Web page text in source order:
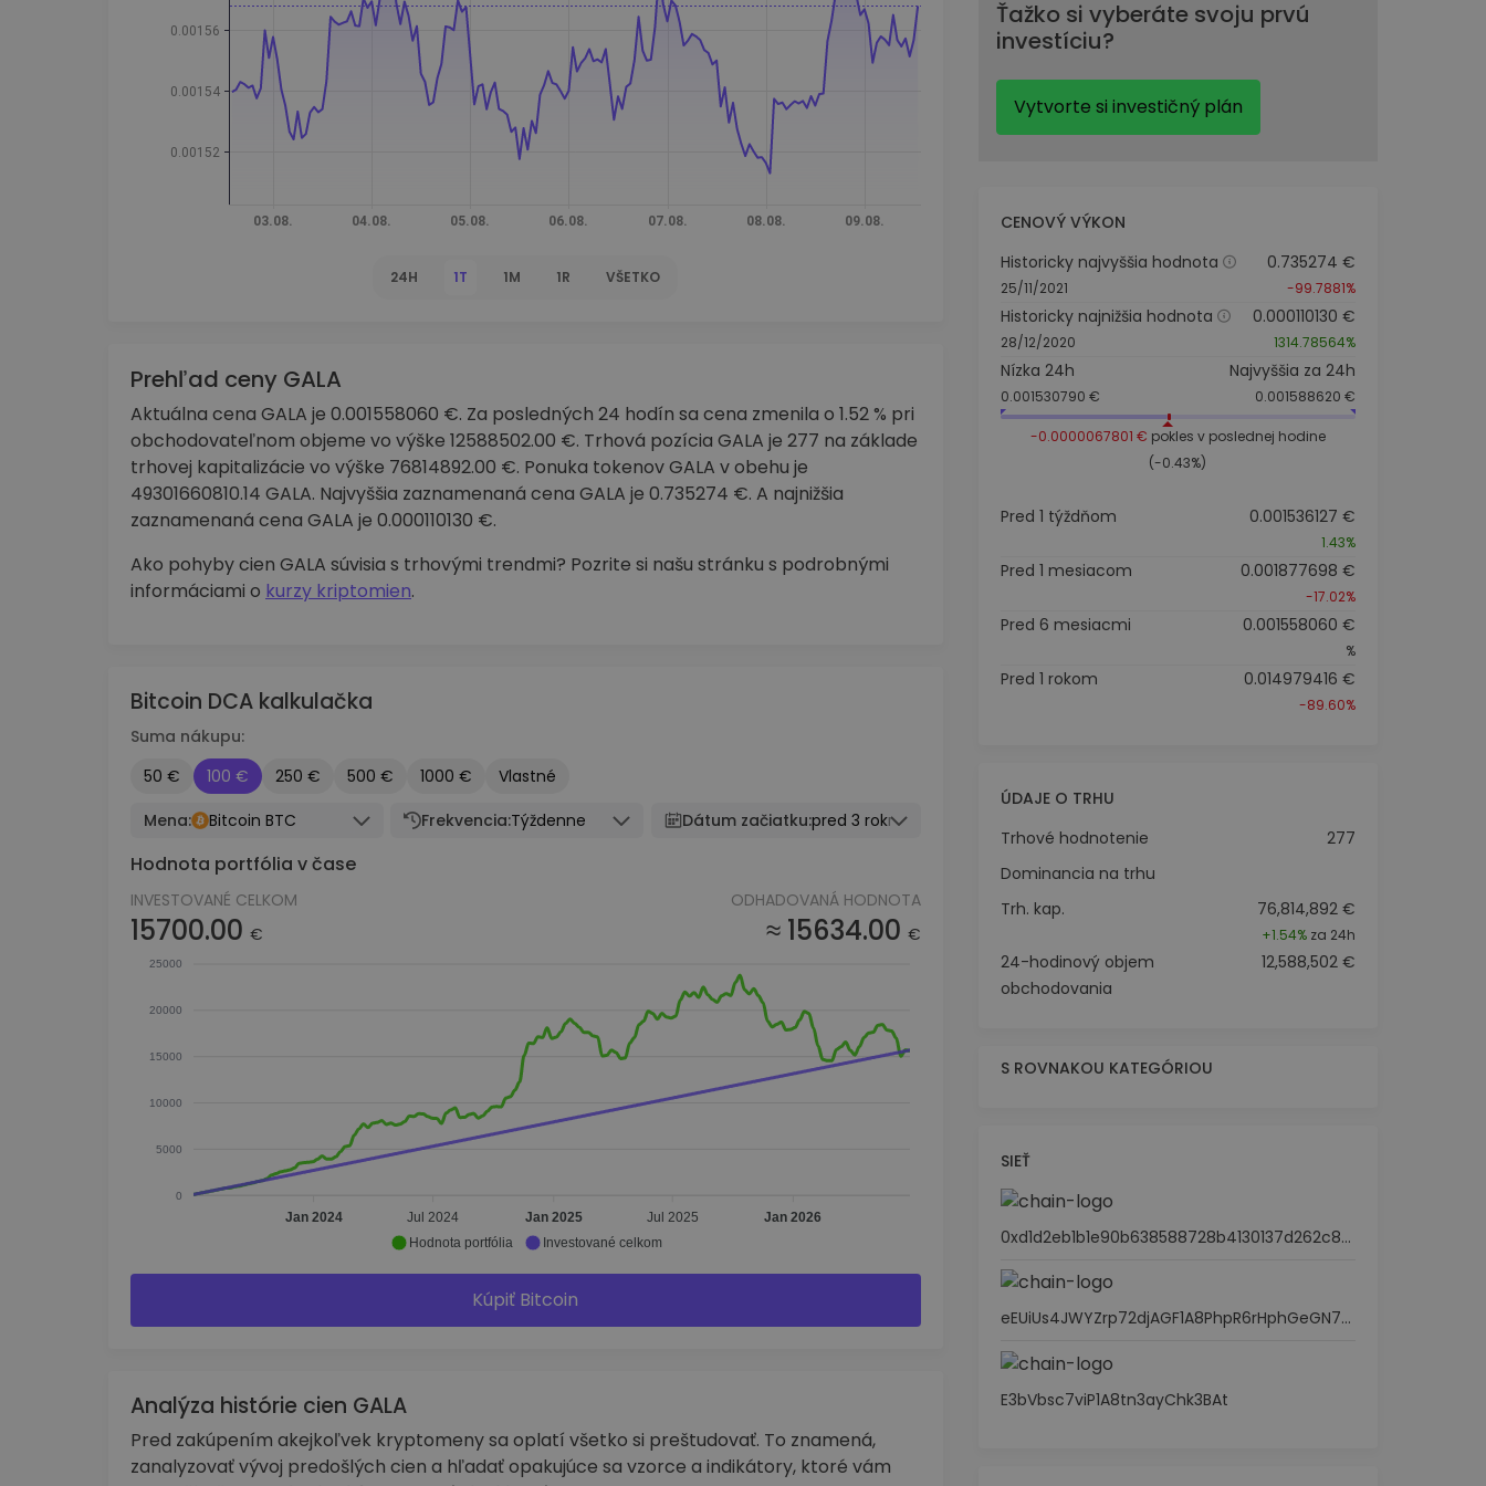
Investičný prieskumník
Nájdi svoju krypto stratégiu
24H 1T 1M 1R VŠETKO
Prehľad ceny GALA
Aktuálna cena GALA je 0.001558060 €. Za posledných 24 hodín sa cena zmenila o 1.52 % pri
obchodovateľnom objeme vo výške 12588502.00 €. Trhová pozícia GALA je 277 na základe
trhovej kapitalizácie vo výške 76814892.00 €. Ponuka tokenov GALA v obehu je
49301660810.14 GALA. Najvyššia zaznamenaná cena GALA je 0.735274 €. A najnižšia
zaznamenaná cena GALA je 0.000110130 €.
Ako pohyby cien GALA súvisia s trhovými trendmi? Pozrite si našu stránku s podrobnými
informáciami o kurzy kriptomien.
Bitcoin DCA kalkulačka
Suma nákupu:
50 €
100 € 250 € 500 € 1000 €
Vlastné
Mena:
Bitcoin BTC Frekvencia:Týždenne Dátum začiatku:pred 3 rokmi
Hodnota portfólia v čase
INVESTOVANÉ CELKOM
15700.00 €
ODHADOVANÁ HODNOTA
≈ 15634.00 €
25000
20000
15000
10000
5000
0
Jan 2024 Jul 2024 Jan 2025 Jul 2025 Jan 2026
Hodnota portfólia Investované celkom
Kúpiť Bitcoin
Analýza histórie cien GALA
Pred zakúpením akejkoľvek kryptomeny sa oplatí všetko si preštudovať. To znamená,
zanalyzovať vývoj predošlých cien a hľadať opakujúce sa vzorce a indikátory, ktoré vám
Ťažko si vyberáte svoju prvú
investíciu?
Vytvorte si investičný plán
CENOVÝ VÝKON
Historicky najvyššia hodnota
25/11/2021
0.735274 €
-99.7881%
Historicky najnižšia hodnota
28/12/2020
0.000110130 €
1314.78564%
Nízka 24h
0.001530790 €
Najvyššia za 24h
0.001588620 €
-0.0000067801 € pokles v poslednej hodine
(-0.43%)
Pred 1 týždňom 0.001536127 €
1.43%
Pred 1 mesiacom 0.001877698 €
-17.02%
Pred 6 mesiacmi 0.001558060 €
%
Pred 1 rokom 0.014979416 €
-89.60%
ÚDAJE O TRHU
Trhové hodnotenie
277
Dominancia na trhu
Trh. kap.
76,814,892 €
+1.54%za 24h
24-hodinový objem
obchodovania
12,588,502 €
S ROVNAKOU KATEGÓRIOU
SIEŤ
0xd1d2eb1b1e90b638588728b4130137d262c87cae
eEUiUs4JWYZrp72djAGF1A8PhpR6rHphGeGN7GbVLp6
E3bVbsc7viP1A8tn3ayChk3BAt